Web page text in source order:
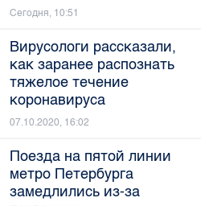
Сегодня, 10:51
Вирусологи рассказали,
как заранее распознать
тяжелое течение
коронавируса
07.10.2020, 16:02
Поезда на пятой линии
метро Петербурга
замедлились из-за